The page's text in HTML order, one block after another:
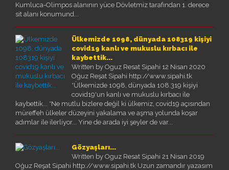
Kumluca-Olimpos alanının yüce Dövletmiz tarafından 1. derece
sit alanı konumund...
Ülkemizde 1098, dünyada 108319 kişiyi
covid19 kanlı ve mukuslu kırbacı ile
kaybettik...
Written by Oguz Resat Sipahi 12 Nisan 2020
Oğuz Reşat Sipahi http://www.sipahi.tk
*Ülkemizde 1098, dünyada 108.319 kişiyi
covid19'un kanlı ve mukuslu kırbacı ile
kaybettik... *Ne mutlu bizlere değil ki ülkemiz, covid19 açısından
müreffeh ülkeler düzeyini yakalama ve aşma yolunda koşar
adımlar ile ilerliyor... Yine de arada iyi şeyler de var...
Gözyaşları...
Written by Oguz Resat Sipahi 21 Nisan 2019
Oğuz Reşat Sipahi http://www.sipahi.tk Uzun zamandır yazasım